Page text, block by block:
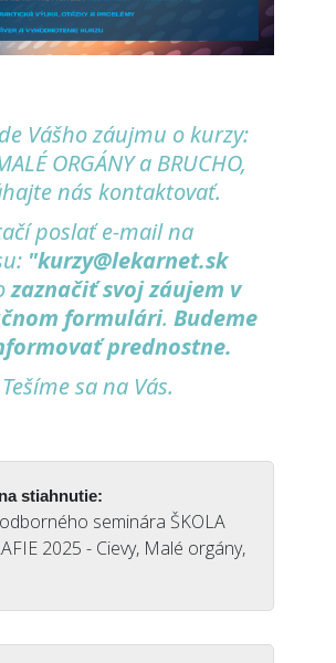
Vášho záujmu o kurzy:
ORGÁNY a BRUCHO,
nás kontaktovať.
poslať e-mail na
"kurzy@lekarnet.sk
zaznačiť svoj záujem v
formulári. Budeme
prednostne.
Tešíme sa na Vás.
stiahnutie:
seminára ŠKOLA
2025 - Cievy, Malé orgány,